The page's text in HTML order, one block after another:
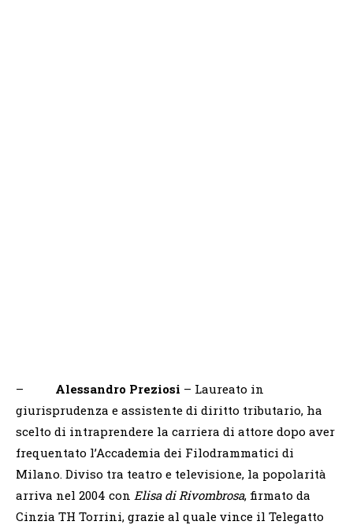
– Alessandro Preziosi – Laureato in
giurisprudenza e assistente di diritto tributario, ha
scelto di intraprendere la carriera di attore dopo aver
frequentato l’Accademia dei Filodrammatici di
Milano. Diviso tra teatro e televisione, la popolarità
arriva nel 2004 con Elisa di Rivombrosa, firmato da
Cinzia TH Torrini, grazie al quale vince il Telegatto